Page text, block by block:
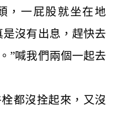
，一屁股就坐在地
沒有出息，趕快去
”喊我們兩個一起去
都沒拴起來，又沒